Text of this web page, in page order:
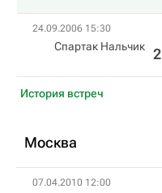
24.09.2006 15:30
Спартак Нальчик 2
История встреч
Москва
07.04.2010 12:00